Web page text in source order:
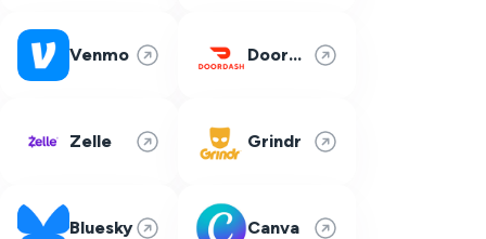
Venmo DoorDash
Zelle Grindr
Bluesky Canva